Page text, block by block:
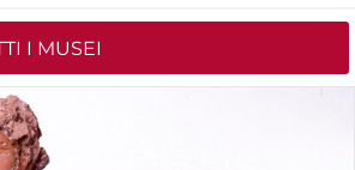
I MUSEI